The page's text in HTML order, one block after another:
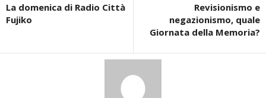
La domenica di Radio Città
Fujiko
Revisionismo e
negazionismo, quale
Giornata della Memoria?